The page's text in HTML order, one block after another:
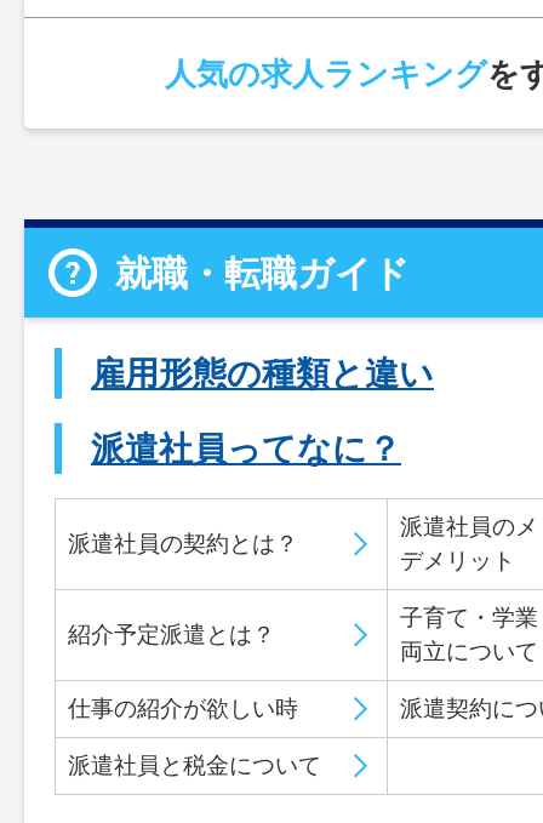
人気の求人ランキングを
就職・転職ガイド
雇用形態の種類と違い
派遣社員ってなに？
派遣社員の契約とは？
派遣社員の
デメリット
紹介予定派遣とは？
子育て・学
両立について
仕事の紹介が欲しい時 派遣契約に
派遣社員と税金について